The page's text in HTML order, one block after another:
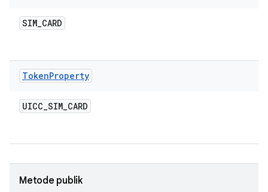
SIM_CARD
TokenProperty
UICC_SIM_CARD
Metode publik